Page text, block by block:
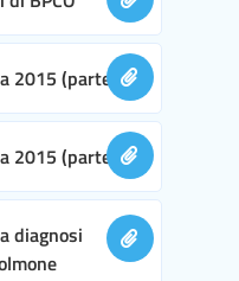
2015 (parte I)
2015 (parte II)
diagnosi